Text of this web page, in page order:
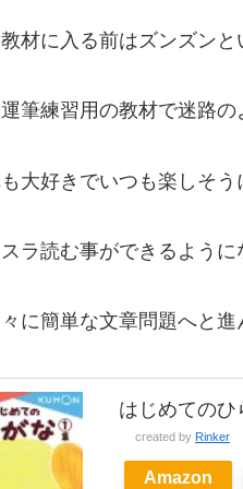
材に入る前はズンズンと
筆練習用の教材で迷路
大好きでいつも楽しそう
ラ読む事ができるように
に簡単な文章問題へと進
はじめての
created by Rinker
Amazon